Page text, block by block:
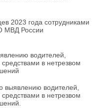
2023 года сотрудниками
МВД России
водителей,
в нетрезвом
выявлению водителей,
в нетрезвом